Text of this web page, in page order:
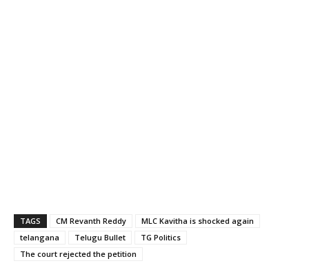
TAGS CM Revanth Reddy
MLC Kavitha is shocked again
telangana
Telugu Bullet
TG Politics
The court rejected the petition